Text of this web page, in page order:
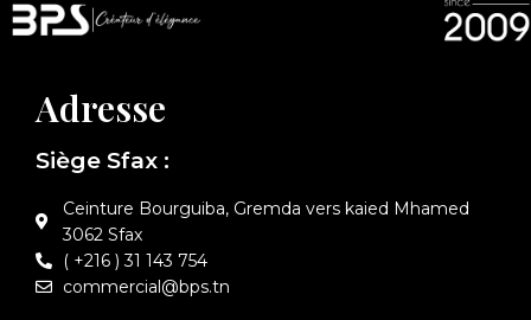
Adresse
Siège Sfax :
Ceinture Bourguiba, Gremda vers kaied Mhamed
3062 Sfax
( +216 ) 31 143 754
commercial@bps.tn